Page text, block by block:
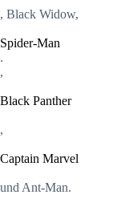
, Black Widow,
Spider-Man
.
,
Black Panther
,
Captain Marvel
und Ant-Man.